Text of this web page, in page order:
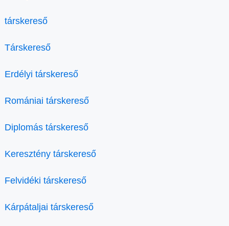
társkereső
Társkereső
Erdélyi társkereső
Romániai társkereső
Diplomás társkereső
Keresztény társkereső
Felvidéki társkereső
Kárpátaljai társkereső